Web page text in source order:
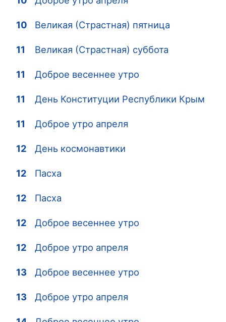
10 Великая (Страстная) пятница
11 Великая (Страстная) суббота
11 Доброе весеннее утро
11 День Конституции Республики Крым
11 Доброе утро апреля
12 День космонавтики
12 Пасха
12 Пасха
12 Доброе весеннее утро
12 Доброе утро апреля
13 Доброе весеннее утро
13 Доброе утро апреля